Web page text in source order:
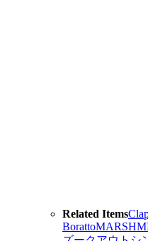
Related Items
Boratto